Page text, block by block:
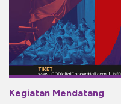
Kegiatan Mendatang